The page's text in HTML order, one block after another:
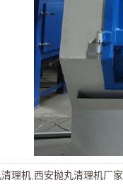
理机, 西安抛丸清理机厂家